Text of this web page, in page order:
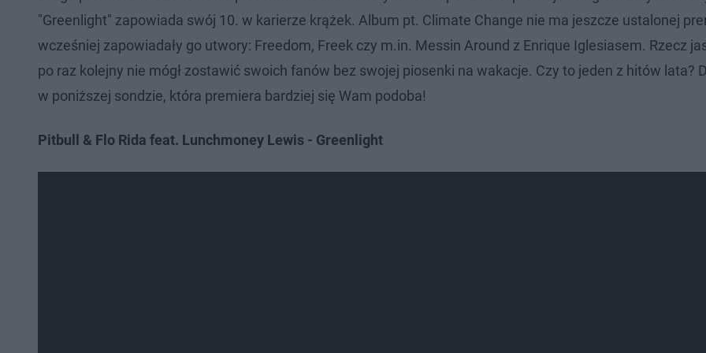
"Greenlight" zapowiada swój 10. w karierze krążek. Album pt. Climate Change nie ma jeszcze ustalonej
wcześniej zapowiadały go utwory: Freedom, Freek czy m.in. Messin Around z Enrique Iglesiasem. Rzecz
po raz kolejny nie mógł zostawić swoich fanów bez swojej piosenki na wakacje. Czy to jeden z hitów lata?
w poniższej sondzie, która premiera bardziej się Wam podoba!
Pitbull & Flo Rida feat. Lunchmoney Lewis - Greenlight